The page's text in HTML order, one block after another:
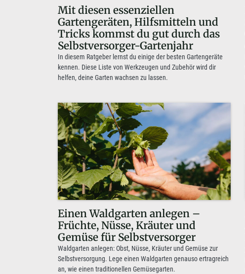
Mit diesen essenziellen
Gartengeräten, Hilfsmitteln und
Tricks kommst du gut durch das
Selbstversorger-Gartenjahr
In diesem Ratgeber lernst du einige der besten Gartengeräte
kennen. Diese Liste von Werkzeugen und Zubehör wird dir
helfen, deine Garten wachsen zu lassen.
Einen Waldgarten anlegen –
Früchte, Nüsse, Kräuter und
Gemüse für Selbstversorger
Waldgarten anlegen: Obst, Nüsse, Kräuter und Gemüse zur
Selbstversorgung. Lege einen Waldgarten genauso ertragreich
an, wie einen traditionellen Gemüsegarten.